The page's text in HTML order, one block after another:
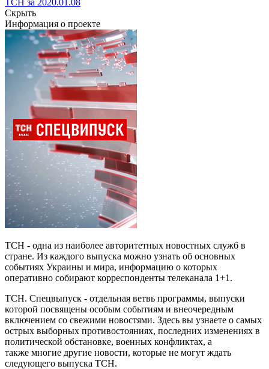
Скрыть
Информация о проекте
ТСН - одна из наиболее авторитетных новостных служб в
стране. Из каждого выпуска можно узнать об основных
событиях Украины и мира, информацию о которых
оперативно собирают корреспонденты телеканала 1+1.
ТСН. Спецвыпуск - отдельная ветвь программы, выпуски
которой посвящены особым событиям и внеочередным
включением со свежими новостями. Здесь вы узнаете о самых
острых выборных противостояниях, последних изменениях в
политической обстановке, военных конфликтах, а
также многие другие новости, которые не могут ждать
следующего выпуска ТСН.